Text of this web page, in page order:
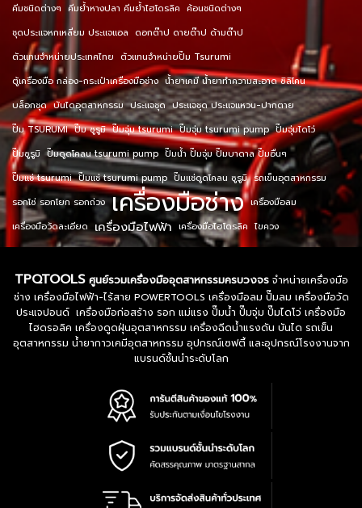
คีมชนิดต่างๆ คีมย้ำหางปลา คีมย้ำไฮโดรลิค ค้อนชนิดต่างๆ
ชุดประแจหกเหลี่ยม ประแจแอล ดอกต๊าป ดายต๊าป ด้ามต๊าป
ตัวแทนจำหน่ายประเทศไทย ตัวแทนจำหน่ายปั๊ม Tsurumi
ตู้เครื่องมือ กล่อง-กระเป๋าเครื่องมือช่าง น้ำยาเคมี น้ำยาทำความสะอาด ซิลิโคน
บล็อกชุด บันไดอุตสาหกรรม ประแจชุด ประแจชุด ประแจแหวน-ปากตาย
ปั๊ม TSURUMI ปั๊ม ซูรูมิ ปั๊มจุ่ม tsurumi ปั๊มจุ่ม tsurumi pump ปั๊มจุ่มไดโว่
ปั๊มซูรูมิ ปั๊มดูดโคลน tsurumi pump ปั๊มน้ำ ปั๊มจุ่ม ปั๊มบาดาล ปั๊มอื่นๆ
ปั๊มแช่ tsurumi ปั๊มแช่ tsurumi pump ปั๊มแช่ดูดโคลน ซูรูมิ รถเข็นอุตสาหกรรม
รอกโซ่ รอกโยก รอกถ่วง เครื่องมือช่าง เครื่องมือลม
เครื่องมือวัดละเอียด เครื่องมือไฟฟ้า เครื่องมือไฮโดรลิค ไขควง
TPQTOOLS ศูนย์รวมเครื่องมืออุตสาหกรรมครบวงจรจำหน่ายเครื่องมือ
ช่าง เครื่องมือไฟฟ้า-ไร้สาย POWERTOOLS เครื่องมือลม ปั๊มลม เครื่องมือวัด
ประแจปอนด์ เครื่องมือก่อสร้าง รอก แม่แรง ปั๊มน้ำ ปั๊มจุ่ม ปั๊มไดโว่ เครื่องมือ
ไฮดรอลิค เครื่องดูดฝุ่นอุตสาหกรรม เครื่องฉีดน้ำแรงดัน บันได รถเข็น
อุตสาหกรรม น้ำยากาวเคมีอุตสาหกรรม อุปกรณ์เซฟตี้ และอุปกรณ์โรงงานจาก
แบรนด์ชั้นนำระดับโลก